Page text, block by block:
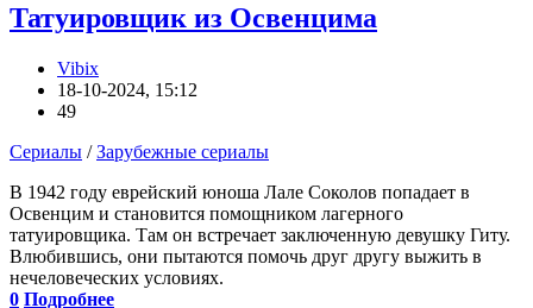
Татуировщик из Освенцима
Vibix
18-10-2024, 15:12
49
Сериалы /Зарубежные сериалы
В 1942 году еврейский юноша Лале Соколов попадает в
Освенцим и становится помощником лагерного
татуировщика. Там он встречает заключенную девушку Гиту.
Влюбившись, они пытаются помочь друг другу выжить в
нечеловеческих условиях.
0 Подробнее